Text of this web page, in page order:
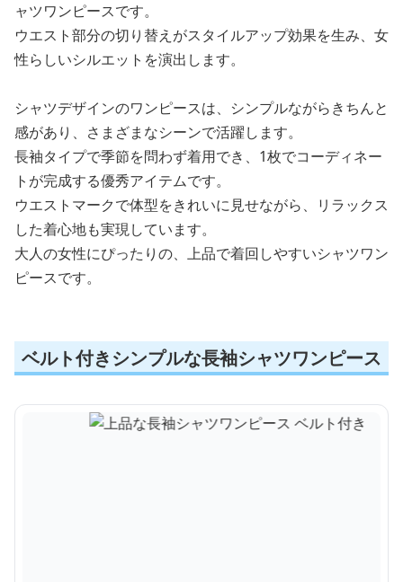
ャツワンピースです。
ウエスト部分の切り替えがスタイルアップ効果を生み、女
性らしいシルエットを演出します。
シャツデザインのワンピースは、シンプルながらきちんと
感があり、さまざまなシーンで活躍します。
長袖タイプで季節を問わず着用でき、1枚でコーディネー
トが完成する優秀アイテムです。
ウエストマークで体型をきれいに見せながら、リラックス
した着心地も実現しています。
大人の女性にぴったりの、上品で着回しやすいシャツワン
ピースです。
ベルト付きシンプルな長袖シャツワンピース